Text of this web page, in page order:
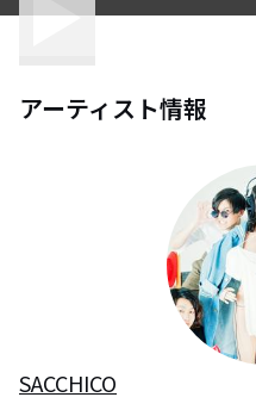
アーティスト情報
SACCHICO